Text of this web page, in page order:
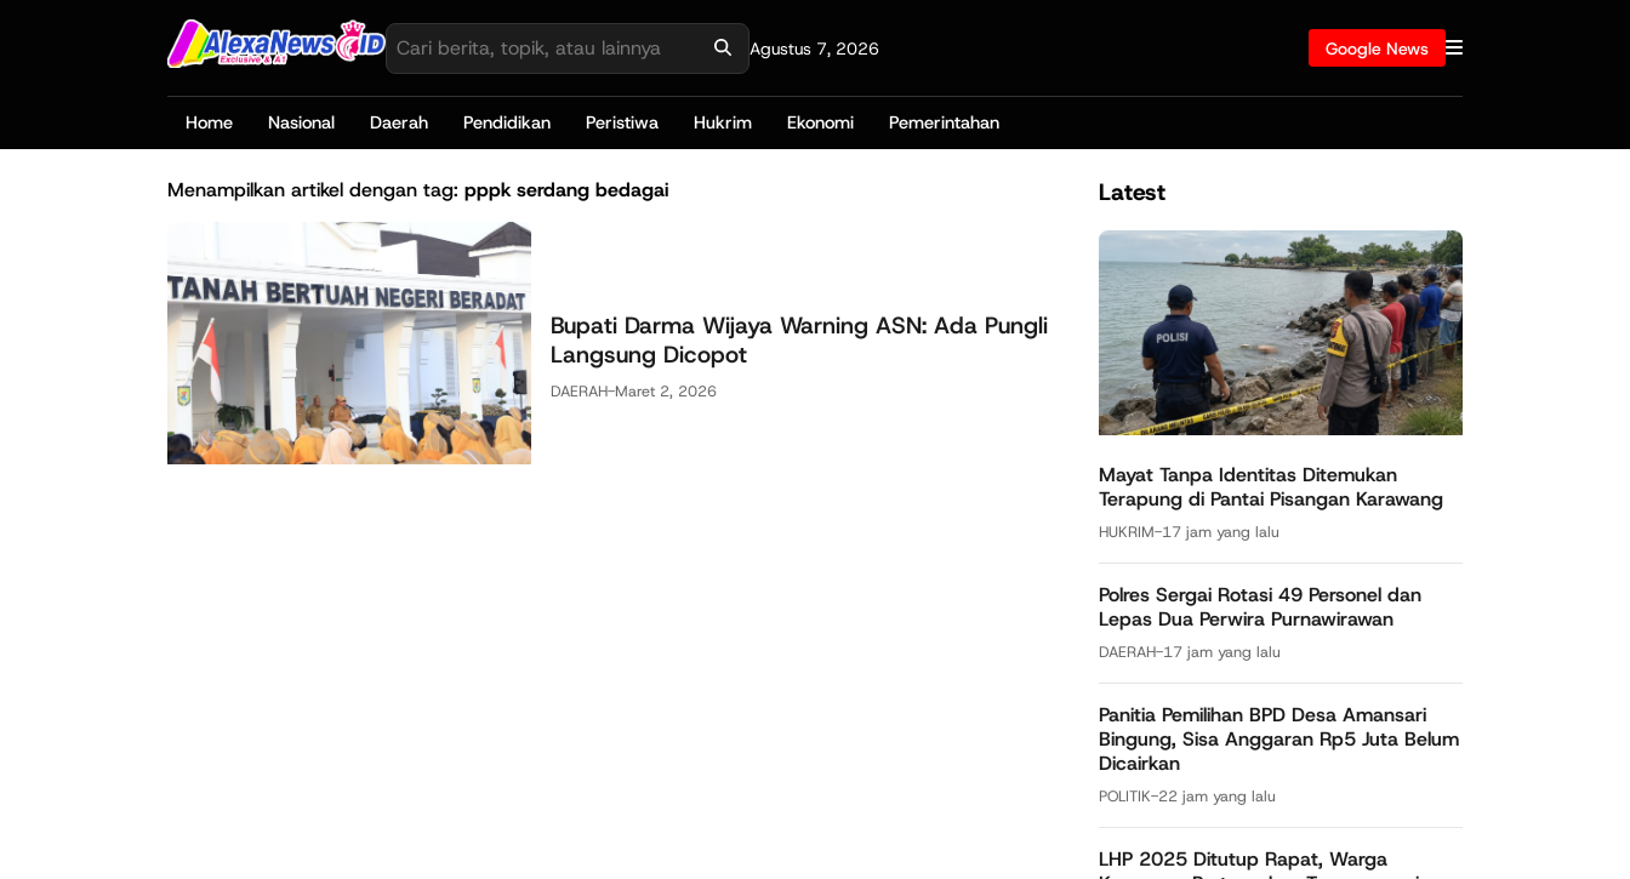
Agustus 7, 2026 Google News
Home Nasional Daerah Pendidikan Peristiwa Hukrim Ekonomi Pemerintahan
Menampilkan artikel dengan tag: pppk serdang bedagai
Bupati Darma Wijaya Warning ASN: Ada Pungli
Langsung Dicopot
DAERAH-Maret 2, 2026
Latest
Mayat Tanpa Identitas Ditemukan
Terapung di Pantai Pisangan Karawang
HUKRIM-17 jam yang lalu
Polres Sergai Rotasi 49 Personel dan
Lepas Dua Perwira Purnawirawan
DAERAH-17 jam yang lalu
Panitia Pemilihan BPD Desa Amansari
Bingung, Sisa Anggaran Rp5 Juta Belum
Dicairkan
POLITIK-22 jam yang lalu
LHP 2025 Ditutup Rapat, Warga